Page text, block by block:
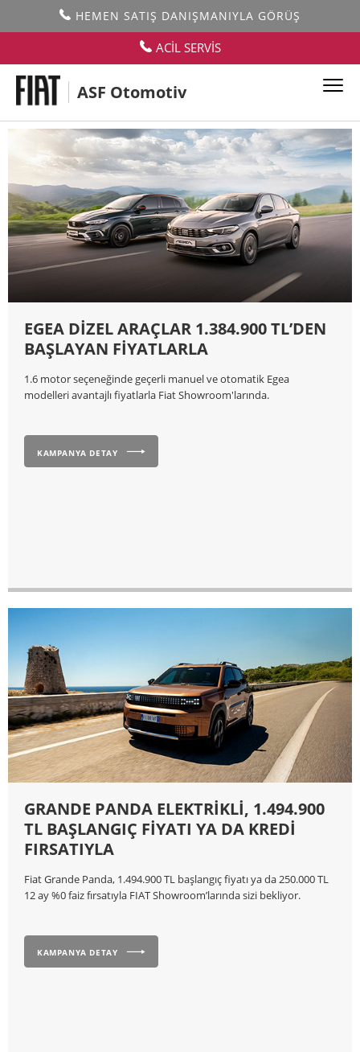
HEMEN SATIŞ DANIŞMANIYLA GÖRÜŞ
ACİL SERVİS
ASF Otomotiv
Kampanyalar
TÜM MODELLER
EGEA DİZEL ARAÇLAR 1.384.900 TL’DEN
BAŞLAYAN FİYATLARLA
1.6 motor seçeneğinde geçerli manuel ve otomatik Egea
modelleri avantajlı fiyatlarla Fiat Showroom'larında.
KAMPANYA DETAY
GRANDE PANDA ELEKTRİKLİ, 1.494.900
TL BAŞLANGIÇ FİYATI YA DA KREDİ
FIRSATIYLA
Fiat Grande Panda, 1.494.900 TL başlangıç fiyatı ya da 250.000 TL
12 ay %0 faiz fırsatıyla FIAT Showroom’larında sizi bekliyor.
KAMPANYA DETAY